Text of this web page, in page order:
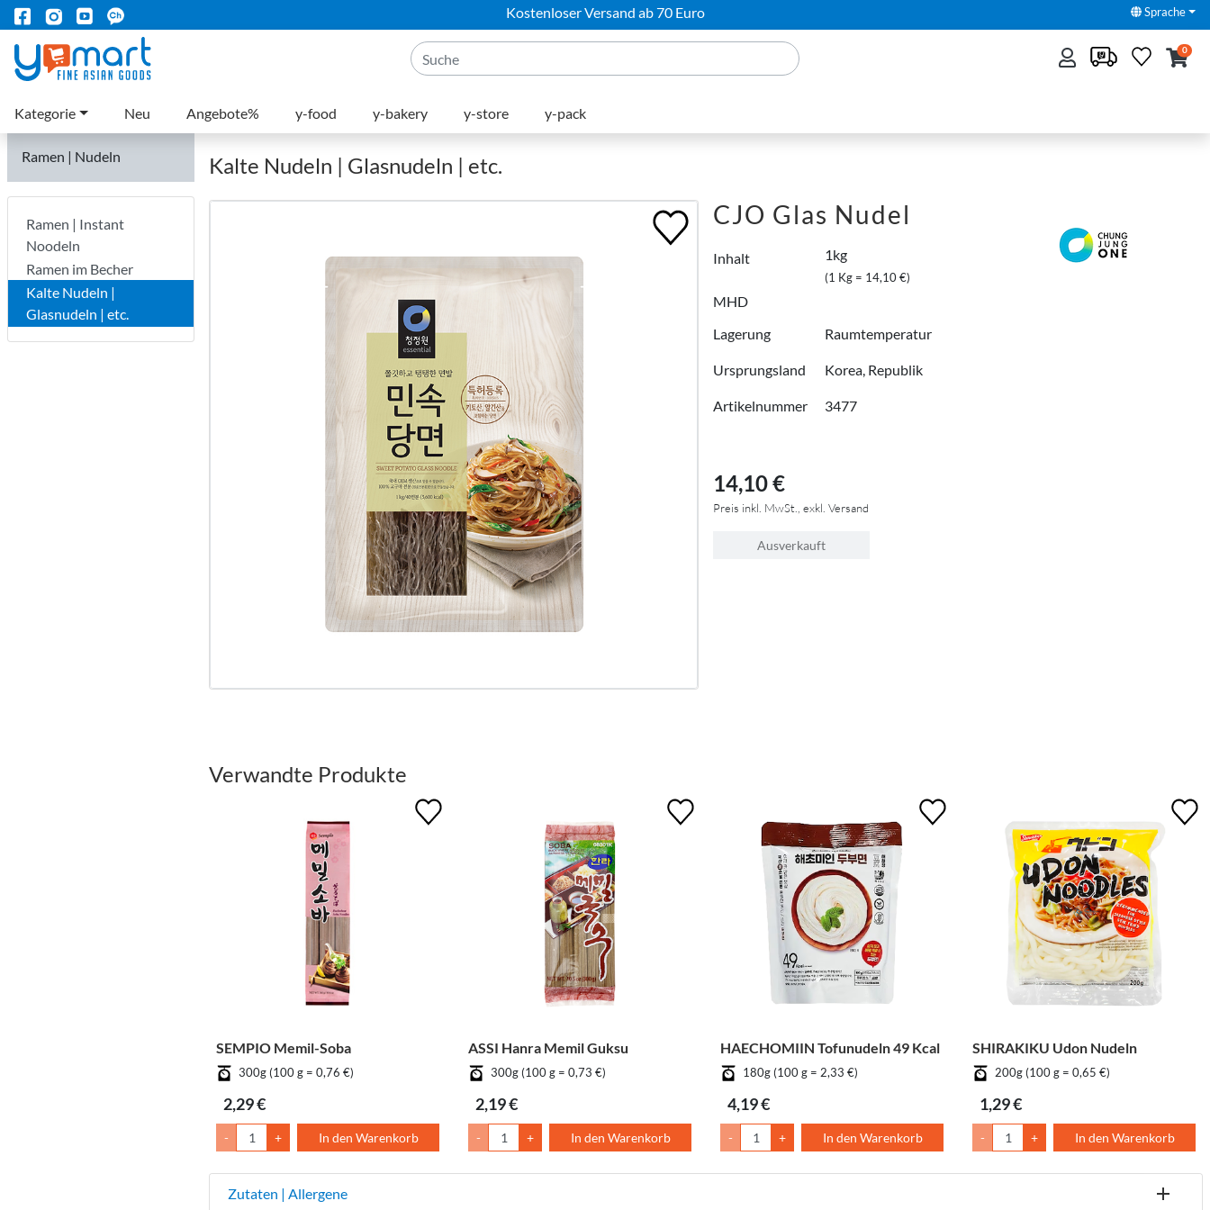
Kostenloser Versand ab 70 Euro Sprache
0
Kategorie Neu Angebote% y-food y-bakery y-store y-pack
Ramen | Nudeln
Ramen | Instant
Noodeln
Ramen im Becher
Kalte Nudeln |
Glasnudeln | etc.
Kalte Nudeln | Glasnudeln | etc.
CJO Glas Nudel
Inhalt 1kg
(1 Kg = 14,10 €)
MHD
Lagerung
Raumtemperatur
Ursprungsland Korea, Republik
Artikelnummer 3477
14,10 €
Preis inkl. MwSt., exkl. Versand
Ausverkauft
Verwandte Produkte
SEMPIO Memil-Soba
300g (100 g = 0,76 €)
2,29 €
- + In den Warenkorb
ASSI Hanra Memil Guksu
300g (100 g = 0,73 €)
2,19 €
- + In den Warenkorb
HAECHOMIIN Tofunudeln 49 Kcal
180g (100 g = 2,33 €)
4,19 €
- + In den Warenkorb
SHIRAKIKU Udon Nudeln
200g (100 g = 0,65 €)
1,29 €
- + In den Warenkorb
Zutaten | Allergene